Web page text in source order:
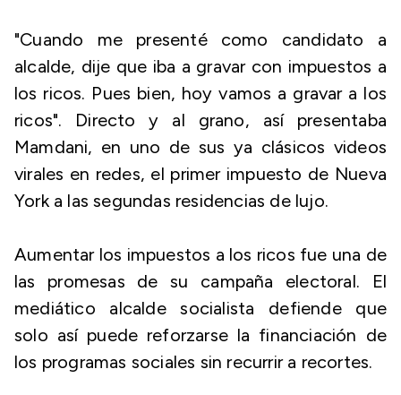
"Cuando me presenté como candidato a
alcalde, dije que iba a gravar con impuestos a
los ricos. Pues bien, hoy vamos a gravar a los
ricos". Directo y al grano, así presentaba
Mamdani, en uno de sus ya clásicos videos
virales en redes, el primer impuesto de Nueva
York a las segundas residencias de lujo.
Aumentar los impuestos a los ricos fue una de
las promesas de su campaña electoral. El
mediático alcalde socialista defiende que
solo así puede reforzarse la financiación de
los programas sociales sin recurrir a recortes.